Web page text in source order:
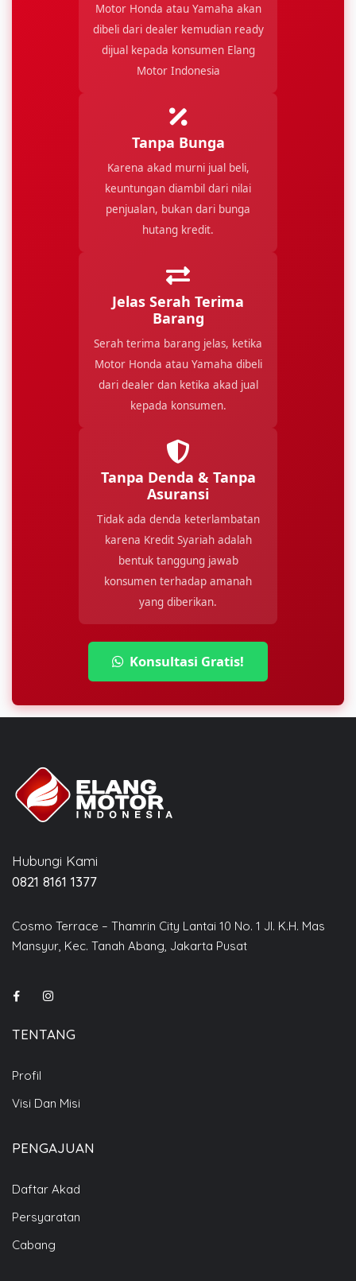
Motor Honda atau Yamaha akan
dibeli dari dealer kemudian ready
dijual kepada konsumen Elang
Motor Indonesia
Tanpa Bunga
Karena akad murni jual beli,
keuntungan diambil dari nilai
penjualan, bukan dari bunga
hutang kredit.
Jelas Serah Terima
Barang
Serah terima barang jelas, ketika
Motor Honda atau Yamaha dibeli
dari dealer dan ketika akad jual
kepada konsumen.
Tanpa Denda & Tanpa
Asuransi
Tidak ada denda keterlambatan
karena Kredit Syariah adalah
bentuk tanggung jawab
konsumen terhadap amanah
yang diberikan.
Konsultasi Gratis!
Hubungi Kami
0821 8161 1377
Cosmo Terrace – Thamrin City Lantai 10 No. 1 Jl. K.H. Mas
Mansyur, Kec. Tanah Abang, Jakarta Pusat
TENTANG
Profil
Visi Dan Misi
PENGAJUAN
Daftar Akad
Persyaratan
Cabang